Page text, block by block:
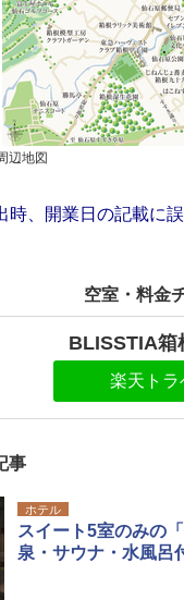
辺地図
時、開業日の記載に
空室・料金
BLISSTIA箱
楽天トラ
事
ホテル
スイート5室のみの
泉・サウナ・水風呂